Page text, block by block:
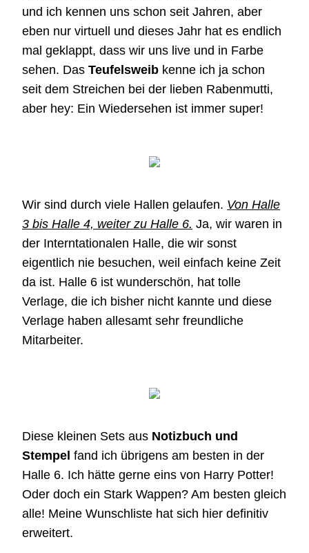
und ich kennen uns schon seit Jahren, aber
eben nur virtuell und dieses Jahr hat es endlich
mal geklappt, dass wir uns live und in Farbe
sehen. Das Teufelsweib kenne ich ja schon
seit dem Streichen bei der lieben Rabenmutti,
aber hey: Ein Wiedersehen ist immer super!
Wir sind durch viele Hallen gelaufen. Von Halle
3 bis Halle 4, weiter zu Halle 6. Ja, wir waren in
der Interntationalen Halle, die wir sonst
eigentlich nie besuchen, weil einfach keine Zeit
da ist. Halle 6 ist wunderschön, hat tolle
Verlage, die ich bisher nicht kannte und diese
Verlage haben allesamt sehr freundliche
Mitarbeiter.
Diese kleinen Sets aus Notizbuch und
Stempel fand ich übrigens am besten in der
Halle 6. Ich hätte gerne eins von Harry Potter!
Oder doch ein Stark Wappen? Am besten gleich
alle! Meine Wunschliste hat sich hier definitiv
erweitert.